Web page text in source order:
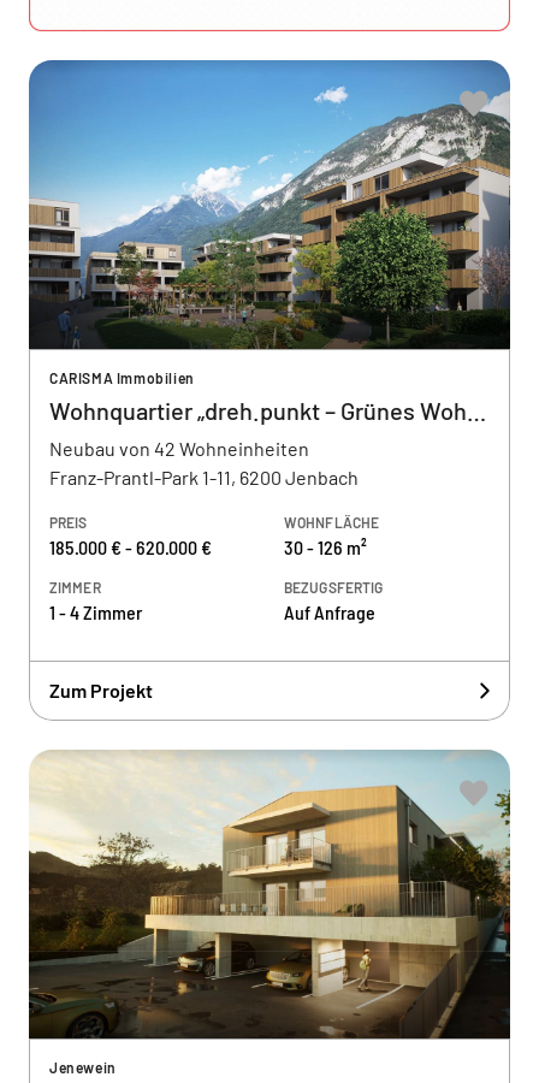
CARISMA Immobilien
Wohnquartier „dreh.punkt – Grünes Wohnen im Park“
Neubau von 42 Wohneinheiten
Franz-Prantl-Park 1-11, 6200 Jenbach
PREIS
185.000 € - 620.000 €
WOHNFLÄCHE
30 - 126 m²
ZIMMER
1 - 4 Zimmer
BEZUGSFERTIG
Auf Anfrage
Zum Projekt
Jenewein